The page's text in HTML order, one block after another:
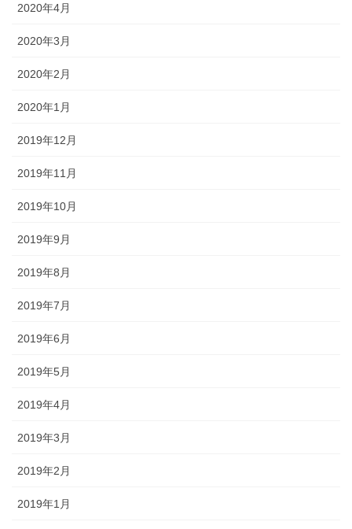
2020年4月
2020年3月
2020年2月
2020年1月
2019年12月
2019年11月
2019年10月
2019年9月
2019年8月
2019年7月
2019年6月
2019年5月
2019年4月
2019年3月
2019年2月
2019年1月